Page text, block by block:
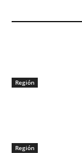
Región
Región